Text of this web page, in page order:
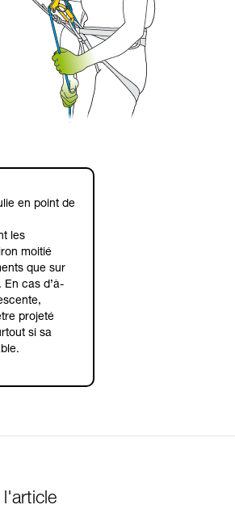
en point de
les
moitié
que sur
En cas d’à-
projeté
si sa